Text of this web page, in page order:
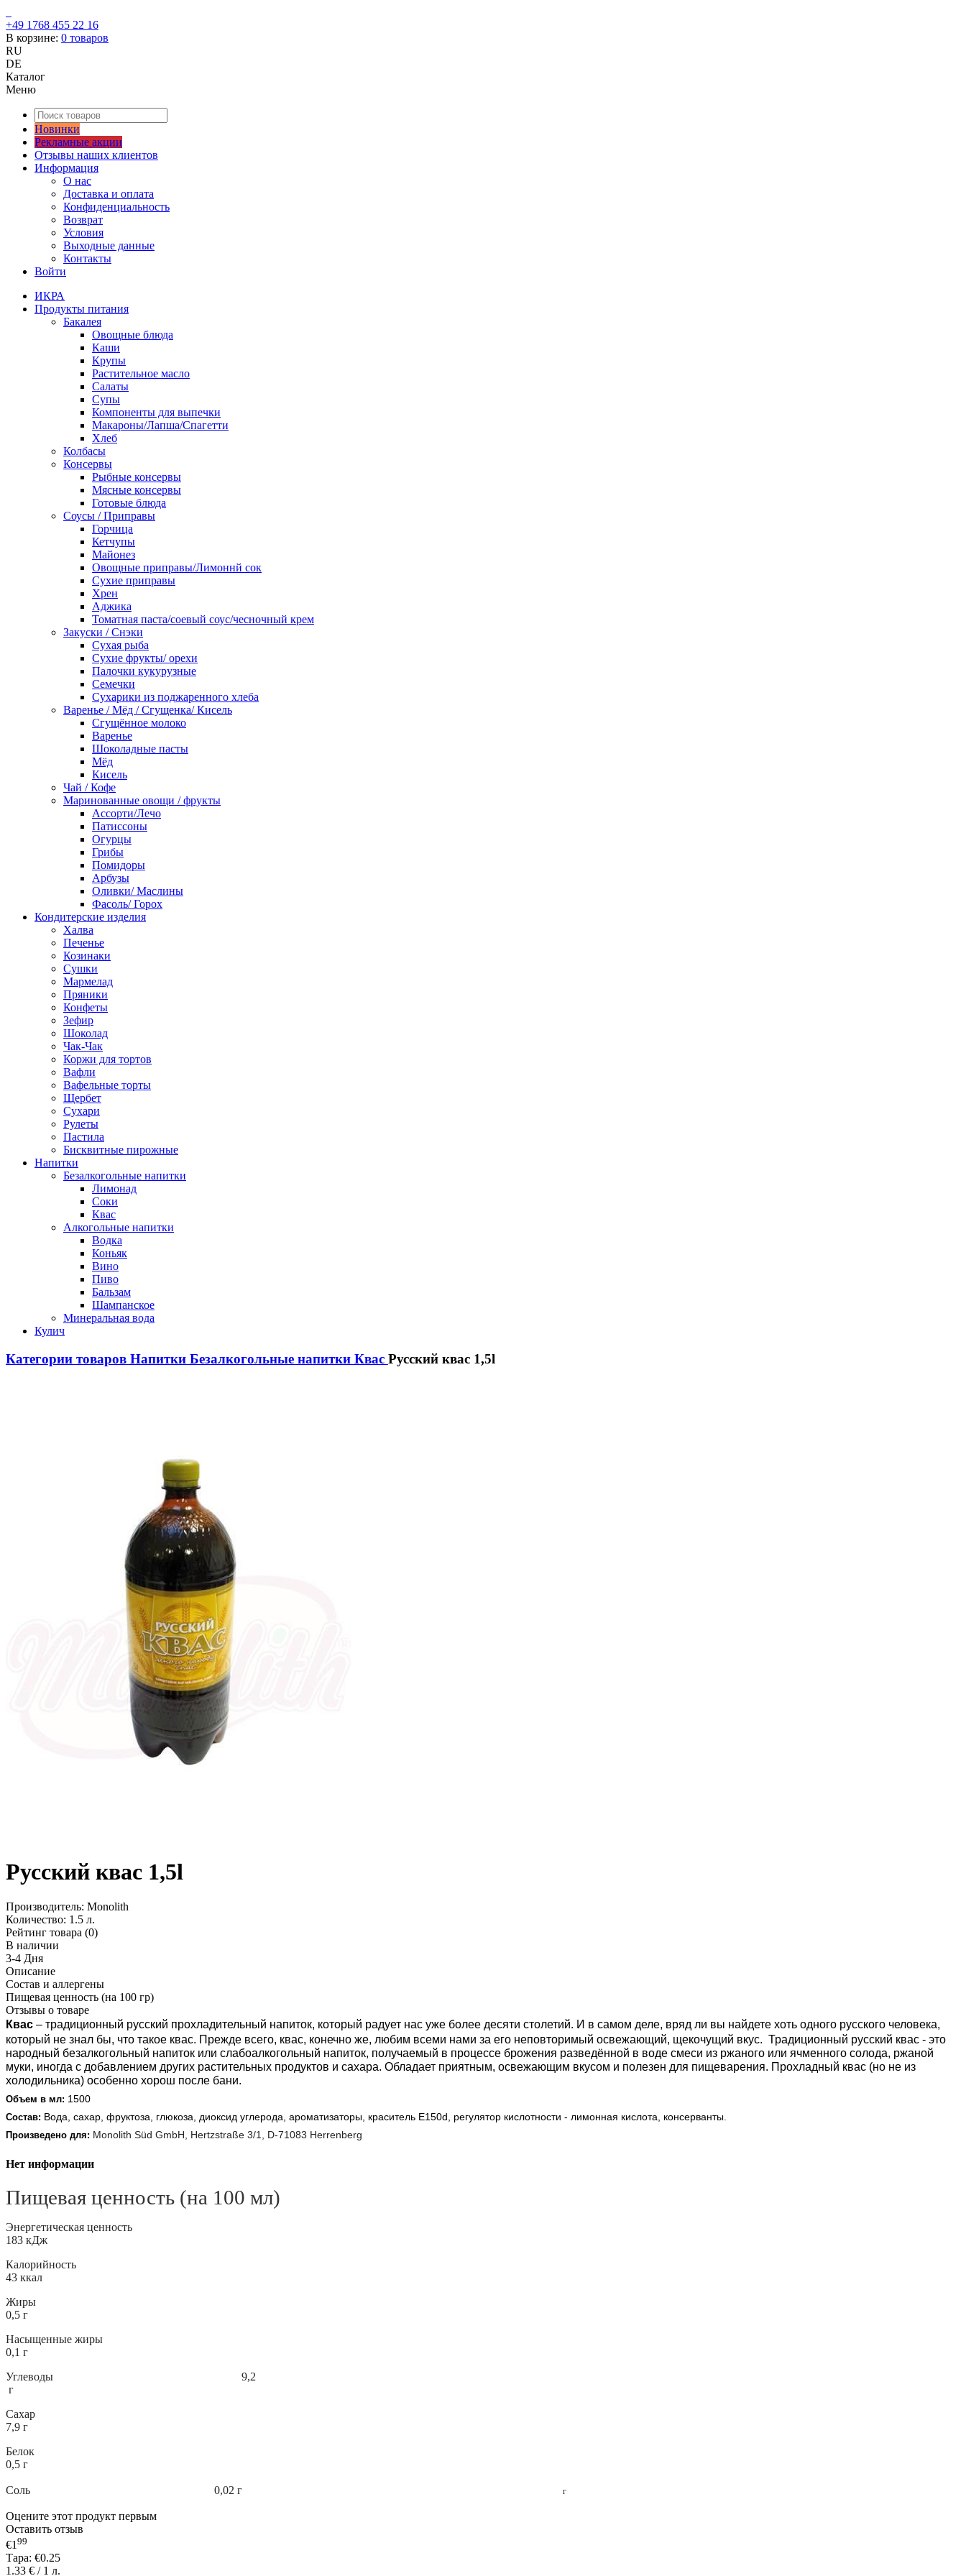
+49 1768 455 22 16
В корзине: 0 товаров
RU
DE
Каталог
Меню
Новинки
Рекламные акции
Отзывы наших клиентов
Информация
О нас
Доставка и оплата
Конфиденциальность
Возврат
Условия
Выходные данные
Контакты
Войти
ИКРА
Продукты питания
Бакалея
Овощные блюда
Каши
Крупы
Растительное масло
Салаты
Супы
Компоненты для выпечки
Макароны/Лапша/Спагетти
Хлеб
Колбасы
Консервы
Рыбные консервы
Мясные консервы
Готовые блюда
Соусы / Приправы
Горчица
Кетчупы
Майонез
Овощные приправы/Лимоннй сок
Сухие приправы
Хрен
Аджика
Томатная паста/соевый соус/чесночный крем
Закуски / Снэки
Сухая рыба
Сухие фрукты/ орехи
Палочки кукурузные
Семечки
Сухарики из поджаренного хлеба
Варенье / Мёд / Сгущенка/ Кисель
Сгущённое молоко
Варенье
Шоколадные пасты
Мёд
Кисель
Чай / Кофе
Маринованные овощи / фрукты
Ассорти/Лечо
Патиссоны
Огурцы
Грибы
Помидоры
Арбузы
Оливки/ Маслины
Фасоль/ Горох
Кондитерские изделия
Халва
Печенье
Козинаки
Сушки
Мармелад
Пряники
Конфеты
Зефир
Шоколад
Чак-Чак
Коржи для тортов
Вафли
Вафельные торты
Щербет
Сухари
Рулеты
Пастила
Бисквитные пирожные
Напитки
Безалкогольные напитки
Лимонад
Соки
Квас
Алкогольные напитки
Водка
Коньяк
Вино
Пиво
Бальзам
Шампанское
Минеральная вода
Кулич
Категории товаров Напитки Безалкогольные напитки Квас Русский квас 1,5l
Русский квас 1,5l
Производитель: Monolith
Количество: 1.5 л.
Рейтинг товара (0)
В наличии
3-4 Дня
Описание
Состав и аллергены
Пищевая ценность (на 100 гр)
Отзывы о товаре
Квас – традиционный русский прохладительный напиток, который радует нас уже более десяти столетий. И в самом деле, вряд ли вы найдете хоть одного русского человека,
который не знал бы, что такое квас. Прежде всего, квас, конечно же, любим всеми нами за его неповторимый освежающий, щекочущий вкус. Традиционный русский квас - это
народный безалкогольный напиток или слабоалкогольный напиток, получаемый в процессе брожения разведённой в воде смеси из ржаного или ячменного солода, ржаной
муки, иногда с добавлением других растительных продуктов и сахара. Обладает приятным, освежающим вкусом и полезен для пищеварения. Прохладный квас (но не из
холодильника) особенно хорош после бани.
Объем в мл: 1500
Состав: Вода, сахар, фруктоза, глюкоза, диоксид углерода, ароматизаторы, краситель E150d, регулятор кислотности - лимонная кислота, консерванты.
Произведено для: Monolith Süd GmbH, Hertzstraße 3/1, D-71083 Herrenberg
Нет информации
Пищевая ценность (на 100 мл)
Энергетическая ценность
183 кДж
Калорийность
43 ккал
Жиры
0,5 г
Насыщенные жиры
0,1 г
Углеводы
9,2
г
Сахар
7,9 г
Белок
0,5 г
Соль 0,02 г г
Оцените этот продукт первым
Оставить отзыв
€1 99
Тара: €0.25
1.33 € / 1 л.